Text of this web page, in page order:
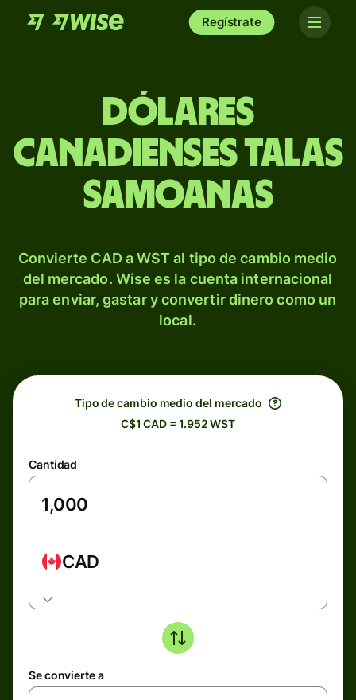
Regístrate
Dólares
canadienses talas
samoanas
Convierte CAD a WST al tipo de cambio medio
del mercado. Wise es la cuenta internacional
para enviar, gastar y convertir dinero como un
local.
Tipo de cambio medio del mercado
C$1 CAD = 1.952 WST
Cantidad
CAD
Se convierte a